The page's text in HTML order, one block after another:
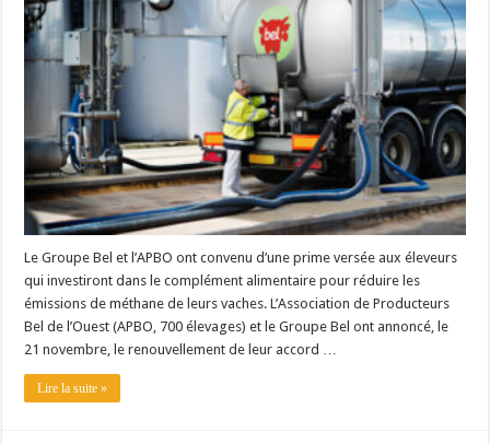
Les canicules freinent la collecte laitière
Le Groupe Bel et l’APBO ont convenu d’une prime versée aux éleveurs
qui investiront dans le complément alimentaire pour réduire les
émissions de méthane de leurs vaches. L’Association de Producteurs
Bel de l’Ouest (APBO, 700 élevages) et le Groupe Bel ont annoncé, le
21 novembre, le renouvellement de leur accord …
Lire la suite »